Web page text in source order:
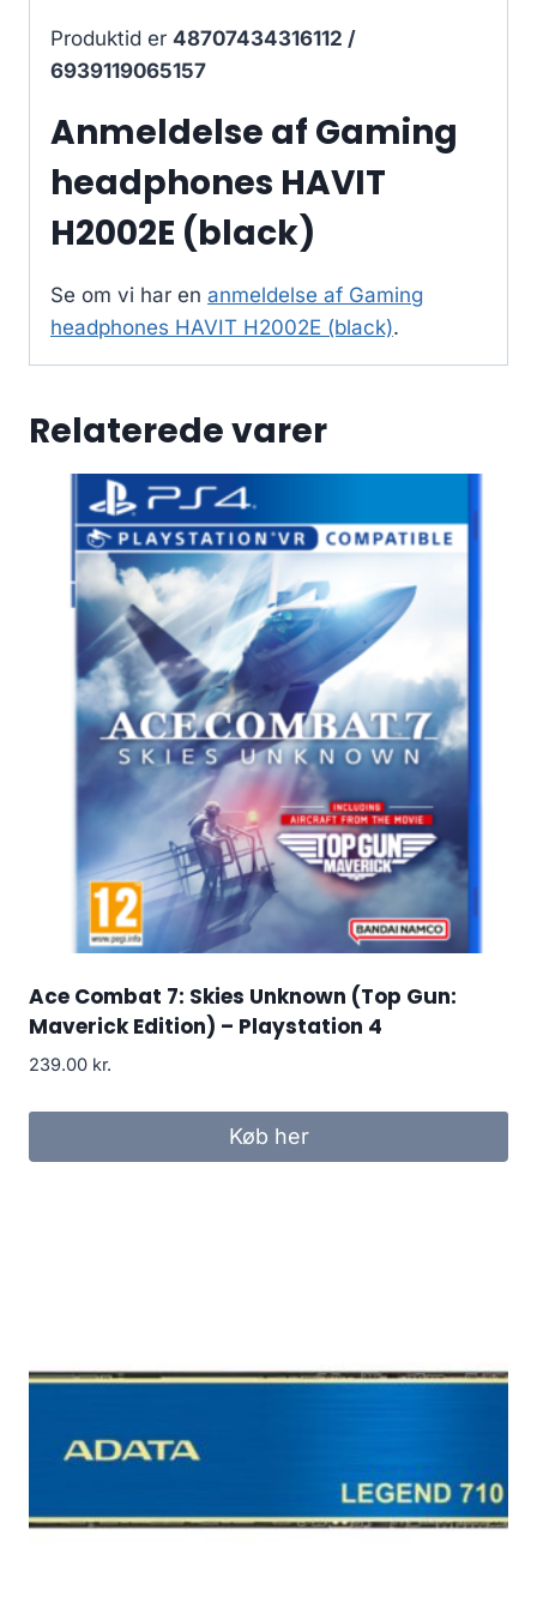
Produktid er 48707434316112 /
6939119065157
Anmeldelse af Gaming
headphones HAVIT
H2002E (black)
Se om vi har en anmeldelse af Gaming
headphones HAVIT H2002E (black).
Relaterede varer
Ace Combat 7: Skies Unknown (Top Gun:
Maverick Edition) – Playstation 4
239.00 kr.
Køb her